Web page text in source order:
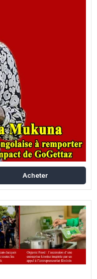
Acheter